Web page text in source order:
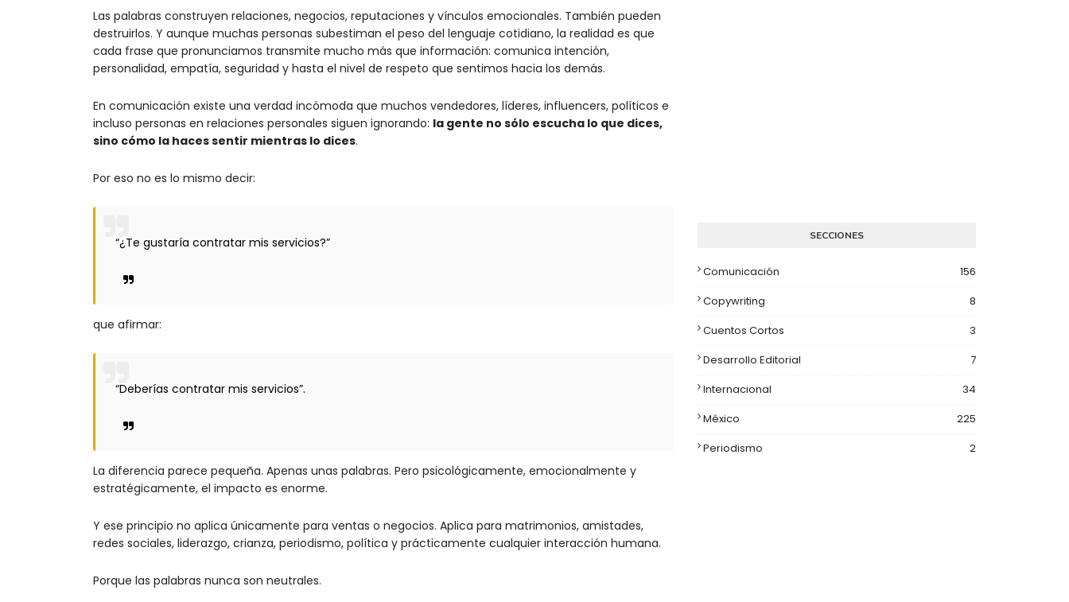
Las palabras construyen relaciones, negocios, reputaciones y vínculos emocionales. También pueden
destruirlos. Y aunque muchas personas subestiman el peso del lenguaje cotidiano, la realidad es que
cada frase que pronunciamos transmite mucho más que información: comunica intención,
personalidad, empatía, seguridad y hasta el nivel de respeto que sentimos hacia los demás.
En comunicación existe una verdad incómoda que muchos vendedores, líderes, influencers, políticos e
incluso personas en relaciones personales siguen ignorando: la gente no sólo escucha lo que dices,
sino cómo la haces sentir mientras lo dices.
Por eso no es lo mismo decir:
“¿Te gustaría contratar mis servicios?”
que afirmar:
“Deberías contratar mis servicios”.
La diferencia parece pequeña. Apenas unas palabras. Pero psicológicamente, emocionalmente y
estratégicamente, el impacto es enorme.
Y ese principio no aplica únicamente para ventas o negocios. Aplica para matrimonios, amistades,
redes sociales, liderazgo, crianza, periodismo, política y prácticamente cualquier interacción humana.
Porque las palabras nunca son neutrales.
SECCIONES
Comunicación
156
Copywriting
8
Cuentos Cortos
3
Desarrollo Editorial
7
Internacional
34
México
225
Periodismo
2